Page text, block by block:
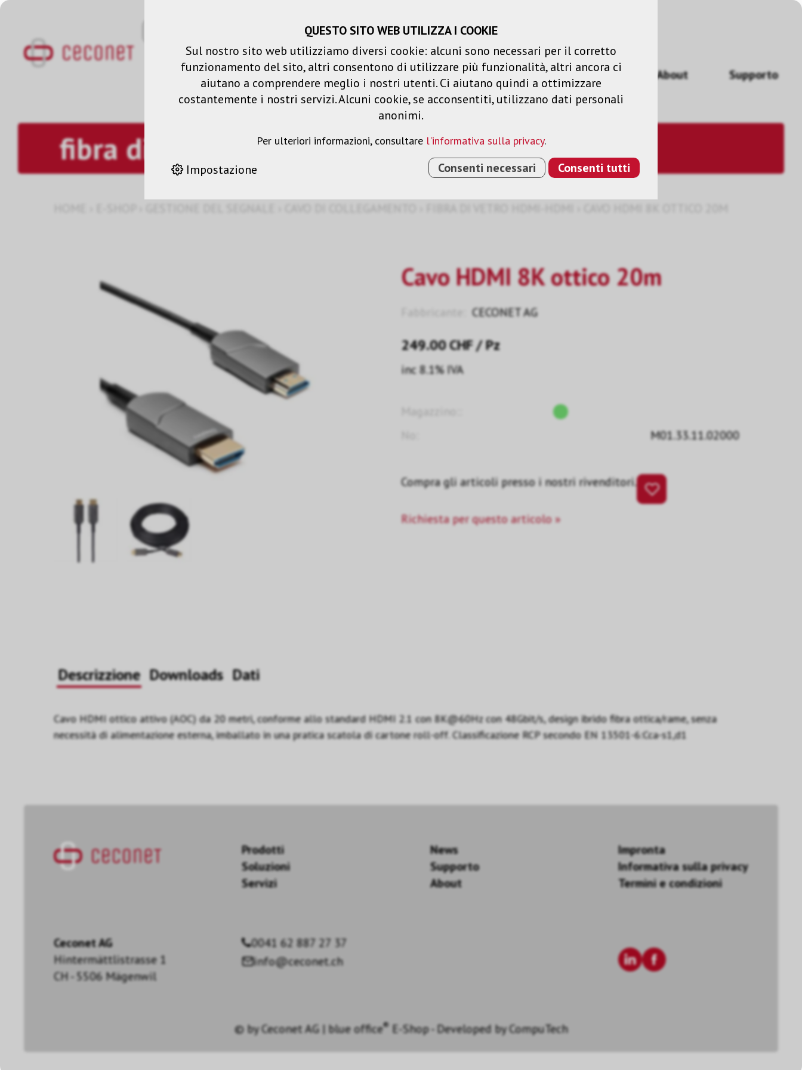
Carrello spesa Liste dei desideri
Prodotti Soluzioni Servizi News About Supporto
fibra di vetro HDMI-HDMI
Cavo HDMI 8K ottico 20m
CECONET AG
249.00CHF/ Pz
inc 8.1% IVA
M01.33.11.02000
Compra gli articoli presso i nostri rivenditori.
Richiesta per questo articolo »
Descrizzione Downloads Dati
Cavo HDMI ottico attivo (AOC) da 20 metri, conforme allo standard HDMI 2.1 con 8K@60Hz con 48Gbit/s, design ibrido fibra ottica/rame, senza
necessità di alimentazione esterna, imballato in una pratica scatola di cartone roll-off. Classificazione RCP secondo EN 13501-6:Cca-s1,d1
Prodotti
Soluzioni
Servizi
News
Supporto
About
Impronta
Informativa sulla privacy
Termini e condizioni
Ceconet AG
Hintermättlistrasse 1
CH - 5506 Mägenwil
0041 62 887 27 37
info@ceconet.ch
© byCeconet AG|blue office®E-Shop - Developed byCompuTech
QUESTO SITO WEB UTILIZZA I COOKIE
Sul nostro sito web utilizziamo diversi cookie: alcuni sono necessari per il corretto
funzionamento del sito, altri consentono di utilizzare più funzionalità, altri ancora ci
aiutano a comprendere meglio i nostri utenti. Ci aiutano quindi a ottimizzare
costantemente i nostri servizi. Alcuni cookie, se acconsentiti, utilizzano dati personali
anonimi.
Per ulteriori informazioni, consultare l'informativa sulla privacy.
Impostazione Consenti necessari Consenti tutti